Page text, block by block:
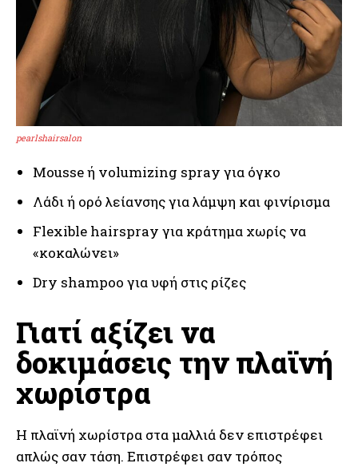
pearlshairsalon
Mousse ή volumizing spray για όγκο
Λάδι ή ορό λείανσης για λάμψη και φινίρισμα
Flexible hairspray για κράτημα χωρίς να
«κοκαλώνει»
Dry shampoo για υφή στις ρίζες
Γιατί αξίζει να
δοκιμάσεις την πλαϊνή
χωρίστρα
Η πλαϊνή χωρίστρα στα μαλλιά δεν επιστρέφει
απλώς σαν τάση. Επιστρέφει σαν τρόπος